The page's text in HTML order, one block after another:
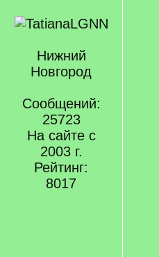
Нижний
Новгород
Сообщений:
25723
На сайте с
2003 г.
Рейтинг:
8017